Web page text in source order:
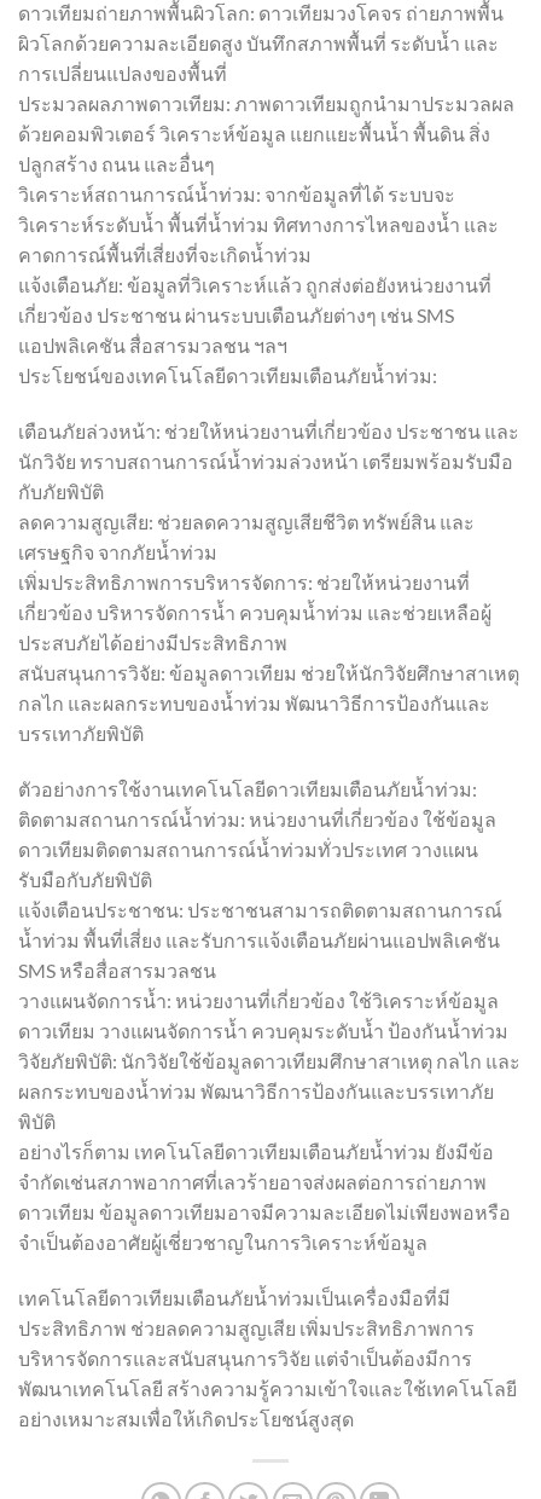
ดาวเทียมถ่ายภาพพื้นผิวโลก: ดาวเทียมวงโคจร ถ่ายภาพพื้น
ผิวโลกด้วยความละเอียดสูง บันทึกสภาพพื้นที่ ระดับน้ำ และ
การเปลี่ยนแปลงของพื้นที่
ประมวลผลภาพดาวเทียม: ภาพดาวเทียมถูกนำมาประมวลผล
ด้วยคอมพิวเตอร์ วิเคราะห์ข้อมูล แยกแยะพื้นน้ำ พื้นดิน สิ่ง
ปลูกสร้าง ถนน และอื่นๆ
วิเคราะห์สถานการณ์น้ำท่วม: จากข้อมูลที่ได้ ระบบจะ
วิเคราะห์ระดับน้ำ พื้นที่น้ำท่วม ทิศทางการไหลของน้ำ และ
คาดการณ์พื้นที่เสี่ยงที่จะเกิดน้ำท่วม
แจ้งเตือนภัย: ข้อมูลที่วิเคราะห์แล้ว ถูกส่งต่อยังหน่วยงานที่
เกี่ยวข้อง ประชาชน ผ่านระบบเตือนภัยต่างๆ เช่น SMS
แอปพลิเคชัน สื่อสารมวลชน ฯลฯ
ประโยชน์ของเทคโนโลยีดาวเทียมเตือนภัยน้ำท่วม:
เตือนภัยล่วงหน้า: ช่วยให้หน่วยงานที่เกี่ยวข้อง ประชาชน และ
นักวิจัย ทราบสถานการณ์น้ำท่วมล่วงหน้า เตรียมพร้อมรับมือ
กับภัยพิบัติ
ลดความสูญเสีย: ช่วยลดความสูญเสียชีวิต ทรัพย์สิน และ
เศรษฐกิจ จากภัยน้ำท่วม
เพิ่มประสิทธิภาพการบริหารจัดการ: ช่วยให้หน่วยงานที่
เกี่ยวข้อง บริหารจัดการน้ำ ควบคุมน้ำท่วม และช่วยเหลือผู้
ประสบภัยได้อย่างมีประสิทธิภาพ
สนับสนุนการวิจัย: ข้อมูลดาวเทียม ช่วยให้นักวิจัยศึกษาสาเหตุ
กลไก และผลกระทบของน้ำท่วม พัฒนาวิธีการป้องกันและ
บรรเทาภัยพิบัติ
ตัวอย่างการใช้งานเทคโนโลยีดาวเทียมเตือนภัยน้ำท่วม:
ติดตามสถานการณ์น้ำท่วม: หน่วยงานที่เกี่ยวข้อง ใช้ข้อมูล
ดาวเทียมติดตามสถานการณ์น้ำท่วมทั่วประเทศ วางแผน
รับมือกับภัยพิบัติ
แจ้งเตือนประชาชน: ประชาชนสามารถติดตามสถานการณ์
น้ำท่วม พื้นที่เสี่ยง และรับการแจ้งเตือนภัยผ่านแอปพลิเคชัน
SMS หรือสื่อสารมวลชน
วางแผนจัดการน้ำ: หน่วยงานที่เกี่ยวข้อง ใช้วิเคราะห์ข้อมูล
ดาวเทียม วางแผนจัดการน้ำ ควบคุมระดับน้ำ ป้องกันน้ำท่วม
วิจัยภัยพิบัติ: นักวิจัยใช้ข้อมูลดาวเทียมศึกษาสาเหตุ กลไก และ
ผลกระทบของน้ำท่วม พัฒนาวิธีการป้องกันและบรรเทาภัย
พิบัติ
อย่างไรก็ตาม เทคโนโลยีดาวเทียมเตือนภัยน้ำท่วม ยังมีข้อ
จำกัดเช่นสภาพอากาศที่เลวร้ายอาจส่งผลต่อการถ่ายภาพ
ดาวเทียม ข้อมูลดาวเทียมอาจมีความละเอียดไม่เพียงพอหรือ
จำเป็นต้องอาศัยผู้เชี่ยวชาญในการวิเคราะห์ข้อมูล
เทคโนโลยีดาวเทียมเตือนภัยน้ำท่วมเป็นเครื่องมือที่มี
ประสิทธิภาพ ช่วยลดความสูญเสีย เพิ่มประสิทธิภาพการ
บริหารจัดการและสนับสนุนการวิจัย แต่จำเป็นต้องมีการ
พัฒนาเทคโนโลยี สร้างความรู้ความเข้าใจและใช้เทคโนโลยี
อย่างเหมาะสมเพื่อให้เกิดประโยชน์สูงสุด